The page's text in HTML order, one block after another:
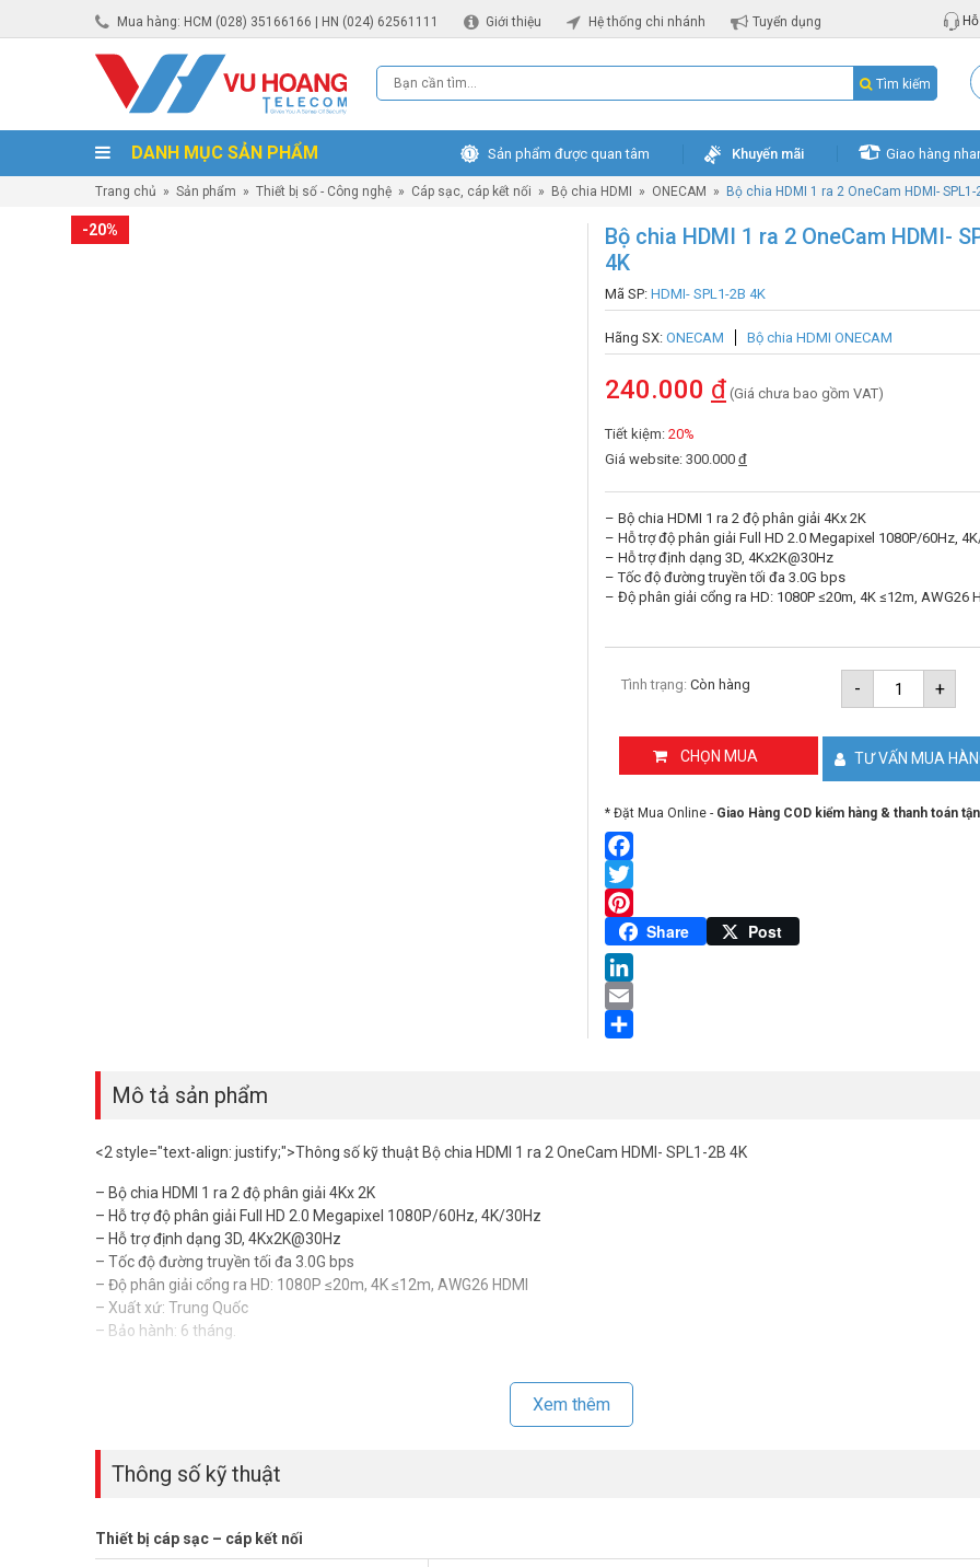
Mua hàng: HCM (028) 35166166 | HN (024) 62561111 Giới thiệu Hệ thống chi nhánh Tuyển dụng Hỗ
Tìm kiếm
DANH MỤC SẢN PHẨM Sản phẩm được quan tâm Khuyến mãi Giao hàng
Trang chủ » Sản phẩm » Thiết bị số - Công nghệ » Cáp sạc, cáp kết nối » Bộ chia HDMI » ONECAM » Bộ chia HDMI 1 ra 2 OneCam HDMI- SPL1-
-20%
Bộ chia HDMI 1 ra 2 OneCam HDMI-
4K
Mã SP: HDMI- SPL1-2B 4K
Hãng SX: ONECAM Bộ chia HDMI ONECAM
240.000 đ (Giá chưa bao gồm VAT)
Tiết kiệm: 20%
Giá website: 300.000 đ
– Bộ chia HDMI 1 ra 2 độ phân giải 4Kx 2K
– Hỗ trợ độ phân giải Full HD 2.0 Megapixel 1080P/60Hz,
– Hỗ trợ định dạng 3D, 4Kx2K@30Hz
– Tốc độ đường truyền tối đa 3.0G bps
– Độ phân giải cổng ra HD: 1080P ≤20m, 4K ≤12m, AWG26
-
Bộ
chia
HDMI
ra
2
OneCam
SPL1-
+
Tình trạng: Còn hàng
CHỌN MUA TƯ VẤN MUA
* Đặt Mua Online - Giao Hàng COD kiểm hàng & thanh toán
Facebook
Twitter
Pinterest
Share Post
LinkedIn
Email
Mô tả sản phẩm
<2 style="text-align: justify;">Thông số kỹ thuật Bộ chia HDMI 1 ra 2 OneCam HDMI- SPL1-2B 4K
– Bộ chia HDMI 1 ra 2 độ phân giải 4Kx 2K
– Hỗ trợ độ phân giải Full HD 2.0 Megapixel 1080P/60Hz, 4K/30Hz
– Hỗ trợ định dạng 3D, 4Kx2K@30Hz
– Tốc độ đường truyền tối đa 3.0G bps
– Độ phân giải cổng ra HD: 1080P ≤20m, 4K ≤12m, AWG26 HDMI
– Xuất xứ: Trung Quốc
– Bảo hành: 6 tháng.
Xem thêm
Thông số kỹ thuật
Thiết bị cáp sạc – cáp kết nối